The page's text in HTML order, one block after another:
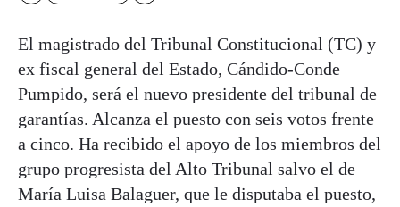
El magistrado del Tribunal Constitucional (TC) y
ex fiscal general del Estado, Cándido-Conde
Pumpido, será el nuevo presidente del tribunal de
garantías. Alcanza el puesto con seis votos frente
a cinco. Ha recibido el apoyo de los miembros del
grupo progresista del Alto Tribunal salvo el de
María Luisa Balaguer, que le disputaba el puesto,